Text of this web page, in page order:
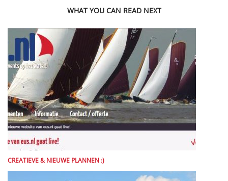
WHAT YOU CAN READ NEXT
CREATIEVE & NIEUWE PLANNEN :)